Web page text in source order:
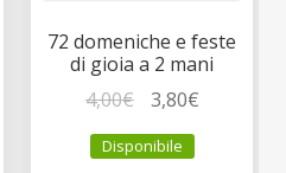
72 domeniche e feste
di gioia a 2 mani
4,00€
prezzo
originale
3,80€Il
Disponibile